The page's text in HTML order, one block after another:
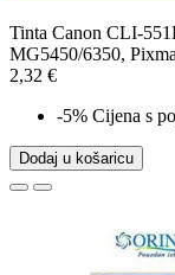
Tinta Canon CLI-
MG5450/6350,
2,32 €
-5% Cijena s
Dodaj u košaricu